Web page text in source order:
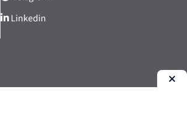
Linkedin